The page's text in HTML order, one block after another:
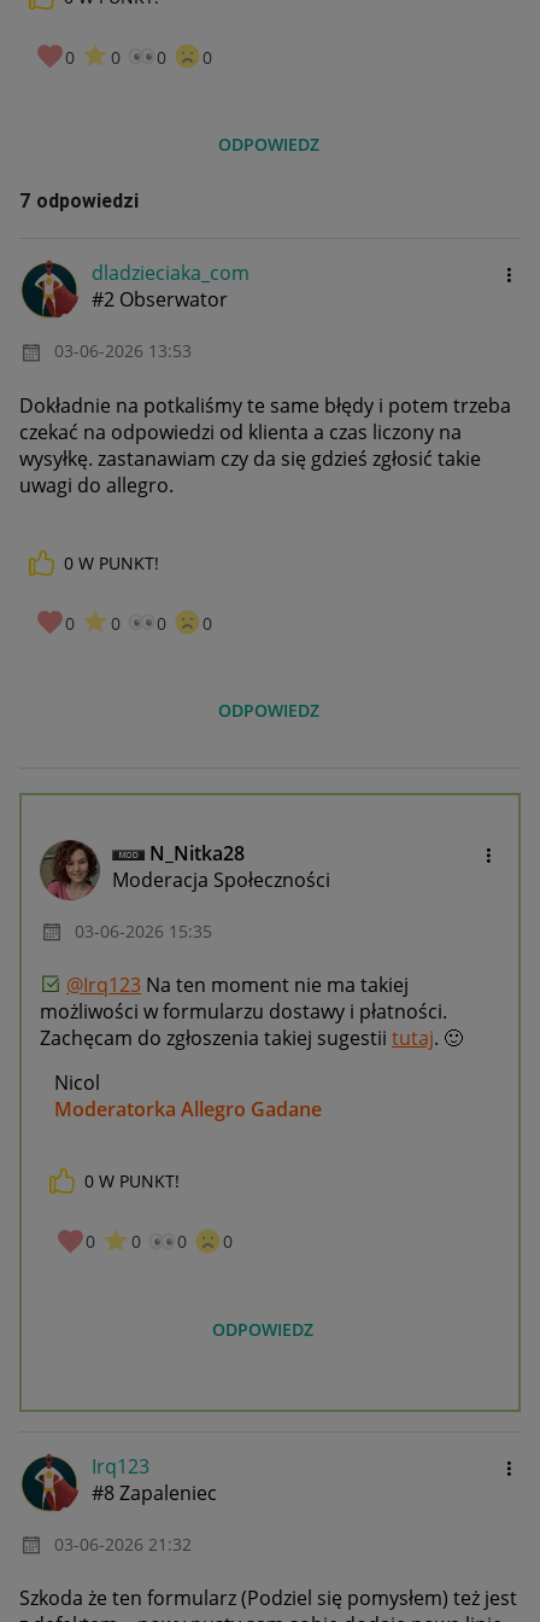
0 0 0 0
ODPOWIEDZ
7 odpowiedzi
dladzieciaka_com
#2 Obserwator
‎03-06-2026 13:53
Dokładnie na potkaliśmy te same błędy i potem trzeba
czekać na odpowiedzi od klienta a czas liczony na
wysyłkę. zastanawiam czy da się gdzieś zgłosić takie
uwagi do allegro.
0 W PUNKT!
0 0 0 0
ODPOWIEDZ
N_Nitka28
Moderacja Społeczności
‎03-06-2026 15:35
@Irq123 Na ten moment nie ma takiej
możliwości w formularzu dostawy i płatności.
Zachęcam do zgłoszenia takiej sugestii tutaj. 🙂
Nicol
Moderatorka Allegro Gadane
0 W PUNKT!
0 0 0 0
ODPOWIEDZ
Irq123
#8 Zapaleniec
‎03-06-2026 21:32
Szkoda że ten formularz (Podziel się pomysłem) też jest